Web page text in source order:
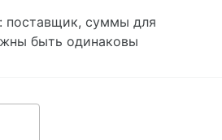
поставщик, суммы для
быть одинаковы